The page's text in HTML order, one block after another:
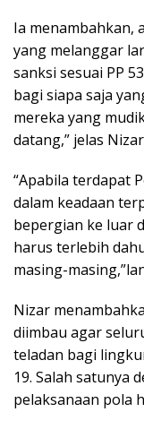
Ia menambahkan,
yang melanggar
sanksi sesuai PP
bagi siapa saja
mereka yang
datang,” jelas
“Apabila terdapat
dalam keadaan
bepergian ke luar
harus terlebih
masing-
Nizar
diimbau agar
teladan bagi
19. Salah satunya
pelaksanaan pola